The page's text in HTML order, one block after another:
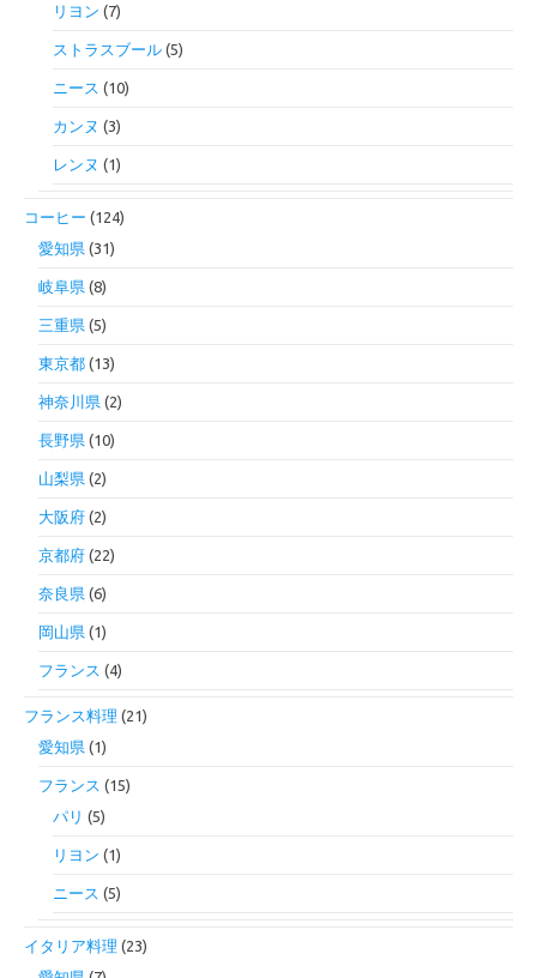
リヨン (7)
ストラスブール (5)
ニース (10)
カンヌ (3)
レンヌ (1)
コーヒー (124)
愛知県 (31)
岐阜県 (8)
三重県 (5)
東京都 (13)
神奈川県 (2)
長野県 (10)
山梨県 (2)
大阪府 (2)
京都府 (22)
奈良県 (6)
岡山県 (1)
フランス (4)
フランス料理 (21)
愛知県 (1)
フランス (15)
パリ (5)
リヨン (1)
ニース (5)
イタリア料理 (23)